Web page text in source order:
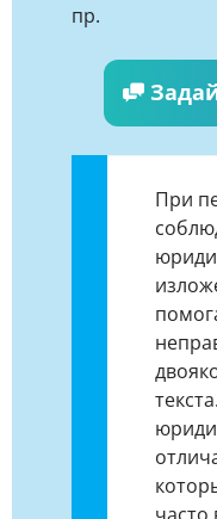
пр.
При